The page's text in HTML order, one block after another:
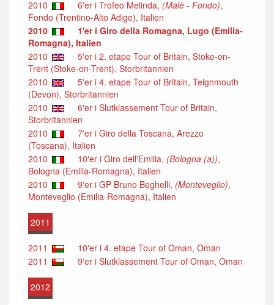
2010
6'er i Trofeo Melinda, (Malè - Fondo),
Fondo (Trentino-Alto Adige), Italien
2010
1'er i Giro della Romagna, Lugo (Emilia-
Romagna), Italien
2010
5'er i 2. etape Tour of Britain, Stoke-on-
Trent (Stoke-on-Trent), Storbritannien
2010
5'er i 4. etape Tour of Britain, Teignmouth
(Devon), Storbritannien
2010
6'er i Slutklassement Tour of Britain,
Storbritannien
2010
7'er i Giro della Toscana, Arezzo
(Toscana), Italien
2010
10'er i Giro dell'Emilia, (Bologna (a)),
Bologna (Emilia-Romagna), Italien
2010
9'er i GP Bruno Beghelli, (Monteveglio),
Monteveglio (Emilia-Romagna), Italien
2011
2011
10'er i 4. etape Tour of Oman, Oman
2011
9'er i Slutklassement Tour of Oman, Oman
2012